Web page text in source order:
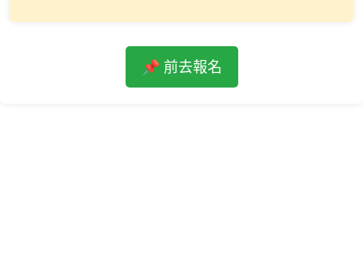
📌 前去報名